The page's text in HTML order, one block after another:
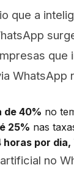
que a
que
WhatsApp
de 40% no
25% nas
horas por
no